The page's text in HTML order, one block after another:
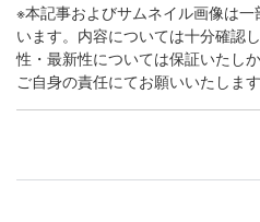
※本記事およびサムネイル画像は
います。内容については十分確認
性・最新性については保証いたし
ご自身の責任にてお願いいたします